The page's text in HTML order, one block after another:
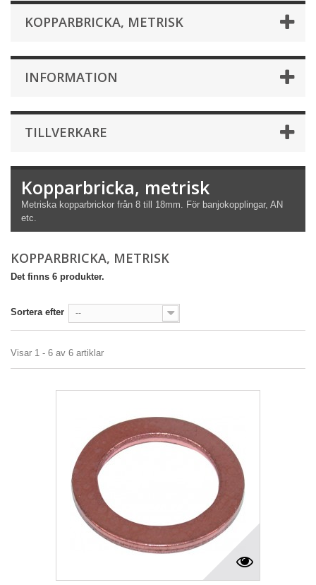
KOPPARBRICKA, METRISK
INFORMATION
TILLVERKARE
Kopparbricka, metrisk
Metriska kopparbrickor från 8 till 18mm. För banjokopplingar, AN
etc.
KOPPARBRICKA, METRISK
Det finns 6 produkter.
Sortera efter --
Visar 1 - 6 av 6 artiklar